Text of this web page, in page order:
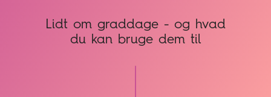
Lidt om graddage - og hvad
du kan bruge dem til